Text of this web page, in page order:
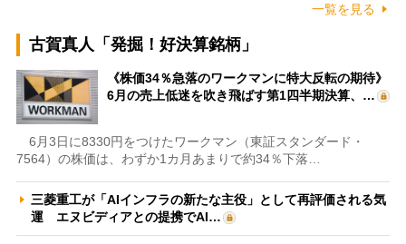
一覧を見る
古賀真人「発掘！好決算銘柄」
《株価34％急落のワークマンに特大反転の期待》
6月の売上低迷を吹き飛ばす第1四半期決算、…
6月3日に8330円をつけたワークマン（東証スタンダード・
7564）の株価は、わずか1カ月あまりで約34％下落…
三菱重工が「AIインフラの新たな主役」として再評価される気
運 エヌビディアとの提携でAI…